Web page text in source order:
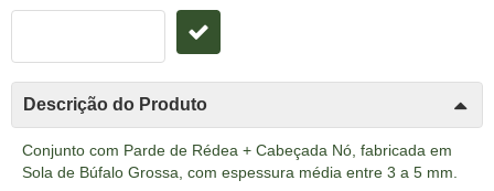
Descrição do Produto
Conjunto com Parde de Rédea + Cabeçada Nó, fabricada em
Sola de Búfalo Grossa, com espessura média entre 3 a 5 mm.